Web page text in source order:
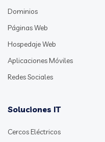
Dominios
Páginas Web
Hospedaje Web
Aplicaciones Móviles
Redes Sociales
Soluciones IT
Cercos Eléctricos